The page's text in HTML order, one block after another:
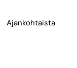
Ajankohtaista